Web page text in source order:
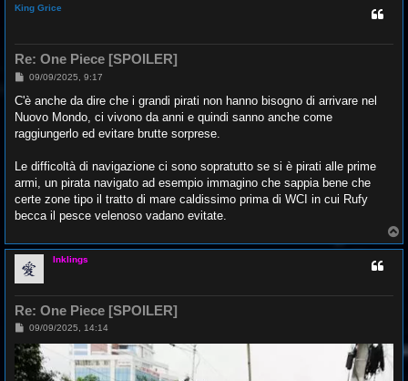
King Grice
Re: One Piece [SPOILER]
M
s
a
g
g
o
09/09/2025, 9:17
C'è anche da dire che i grandi pirati non hanno bisogno di arrivare nel
Nuovo Mondo, ci vivono da anni e quindi sanno anche come
raggiungerlo ed evitare brutte sorprese.
Le difficoltà di navigazione ci sono sopratutto se si è pirati alle prime
armi, un pirata navigato ad esempio immagino che sappia bene che
certe zone tipo il tratto di mare caldissimo prima di WCI in cui Rufy
becca il pesce velenoso vadano evitate.
o
Inklings
Re: One Piece [SPOILER]
M
s
s
a
09/09/2025, 14:14